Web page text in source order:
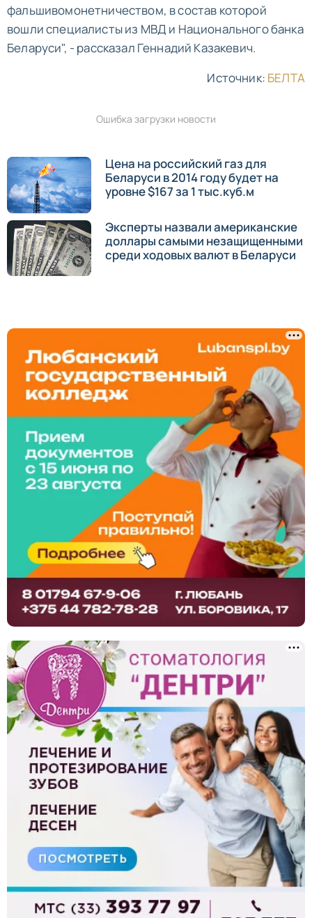
фальшивомонетничеством, в состав которой
вошли специалисты из МВД и Национального банка
Беларуси", - рассказал Геннадий Казакевич.
Источник: БЕЛТА
Ошибка загрузки новости
Цена на российский газ для
Беларуси в 2014 году будет на
уровне $167 за 1 тыс.куб.м
Эксперты назвали американские
доллары самыми незащищенными
среди ходовых валют в Беларуси